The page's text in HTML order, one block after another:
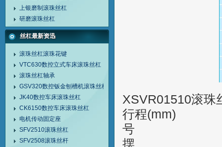
上银磨制滚珠丝杠
研磨滚珠丝杠
丝杠最新资迅
滚珠丝杠滚珠花键
VTC630数控立式车床滚珠丝杠
滚珠丝杠轴承
GSV320数控钣金刨槽机滚珠丝杠
JK40数控车床滚珠丝杠
CK6150数控车床滚珠丝杠
电机传动固定座
SFV2510滚珠丝杠
SFV2508滚珠丝杆
XSVR01510滚珠
行程
号 丝
摆